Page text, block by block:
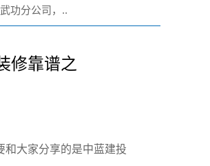
功分公司，..
修靠谱之
和大家分享的是中蓝建投